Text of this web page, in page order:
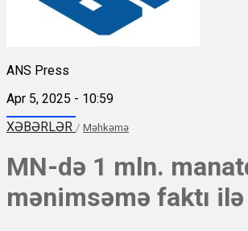
ANS Press
Apr 5, 2025 - 10:59
XƏBƏRLƏR / Məhkəmə
MN-də 1 mln.
mənimsəmə faktı ilə